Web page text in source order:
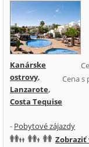
Cena s
Kanárske
ostrovy,
Lanzarote,
Costa Tequise
- Pobytové zájazdy
Zobraziť